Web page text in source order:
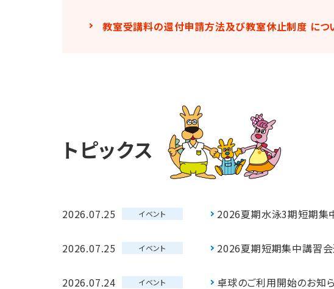
教室受講料の還付申請方法及び教室休止制度 につ
トピックス
2026.07.25 イベント 2026夏期水泳3期短期集
2026.07.25 イベント 2026夏期短期集中講習
2026.07.24 イベント 卓球のご利用開始のお知